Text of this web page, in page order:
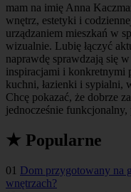
mam na imię Anna
wnętrz, estetyki i
urządzaniem mieszkań w
wizualnie. Lubię łączyć
naprawdę sprawdzają się
inspiracjami i konkretnymi
kuchni, łazienki i sypialni,
Chcę pokazać, że dobrze
jednocześnie
★ Popularne
01 Dom przygotowany na
wnętrzach?